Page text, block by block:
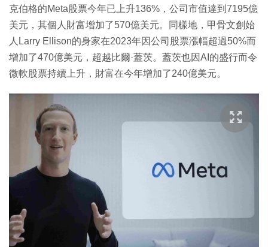
克伯格的Meta股票今年已上升136%，公司市值達到7195億
美元，其個人財富增加了570億美元。同樣地，甲骨文創始
人Larry Ellison的身家在2023年因公司股票漲幅超過50%而
增加了470億美元，超越比爾·蓋茨。蓋茨也因AI的盛行而令
微軟股票持續上升，財富在今年增加了240億美元。